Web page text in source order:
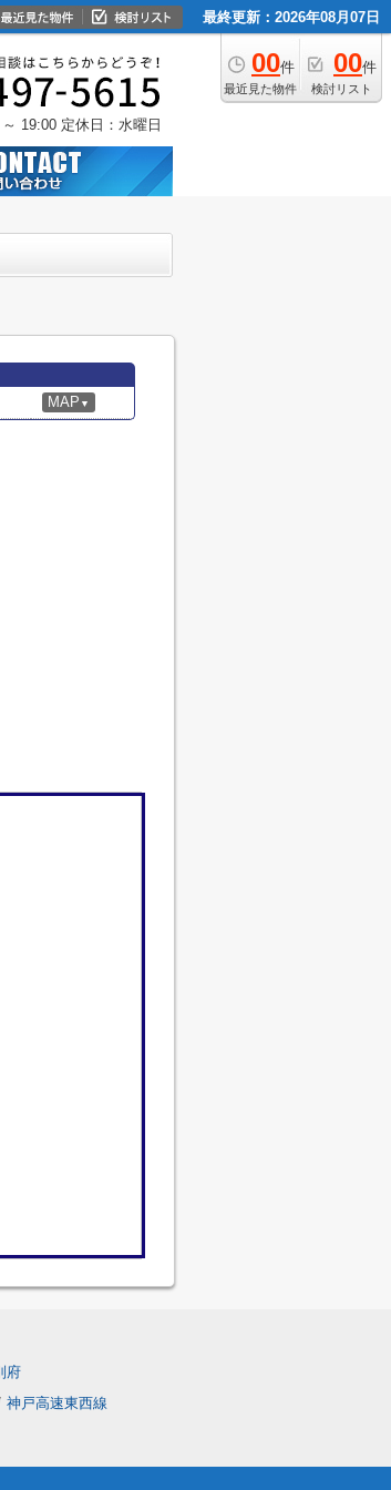
最終更新：2026年08月07日
00件
最近見た物件
00件
検討リスト
19:00 定休日：水曜日
MAP ▼
府
神戸高速東西線